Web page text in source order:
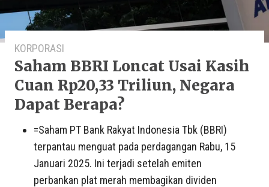
KORPORASI
Saham BBRI Loncat Usai Kasih
Cuan Rp20,33 Triliun, Negara
Dapat Berapa?
=Saham PT Bank Rakyat Indonesia Tbk (BBRI)
terpantau menguat pada perdagangan Rabu, 15
Januari 2025. Ini terjadi setelah emiten
perbankan plat merah membagikan dividen